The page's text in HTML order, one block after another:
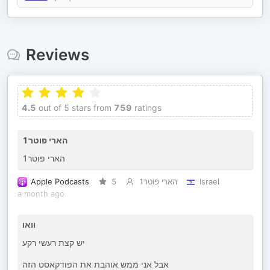
Reviews
4.5 out of 5 stars from 759 ratings
הארי פוטר1
הארי פוטר1
Apple Podcasts 5 הארי פוטר1
Israel
a month ago
וואו
יש קצת רעשי רקע
אבל אני ממש אוהבת את הפודקאסט הזה